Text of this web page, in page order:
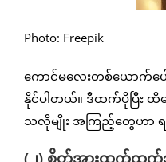
Photo: Freepik
ကောင်မလေးတစ်ယောက်
နိုင်ပါတယ်။ ဒီထက်ပိုပြီး
သလိုမျိုး အကြည့်တွေဟာ ရ
(၂) စိတ်အားထက်ထက်